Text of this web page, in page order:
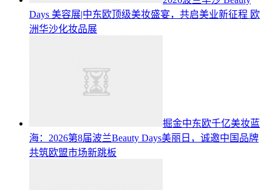
Days 美容展|中东欧顶级美妆盛宴，共启美业新征程 欧
洲华沙化妆品展
掘金中东欧千亿美妆蓝
海：2026第8届波兰Beauty Days美丽日，诚邀中国品牌
共筑欧盟市场新跳板